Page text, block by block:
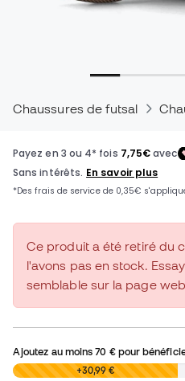
Chaussures de futsal
Ce produit a été retiré du
l'avons pas en stock.
semblable sur la page
Ajoutez au moins70 €pour
0,00 € +30,99 €